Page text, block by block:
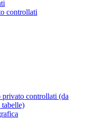
controllati
controllati (da